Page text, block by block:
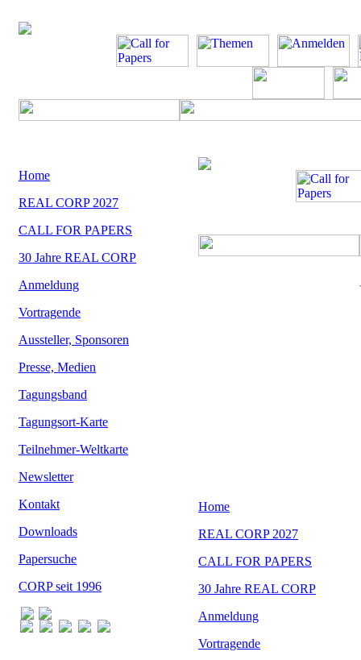
Home
REAL CORP 2027
CALL FOR PAPERS
30 Jahre REAL CORP
Anmeldung
Vortragende
Aussteller, Sponsoren
Presse, Medien
Tagungsband
Tagungsort-Karte
Teilnehmer-Weltkarte
Newsletter
Kontakt
Downloads
Papersuche
CORP seit 1996